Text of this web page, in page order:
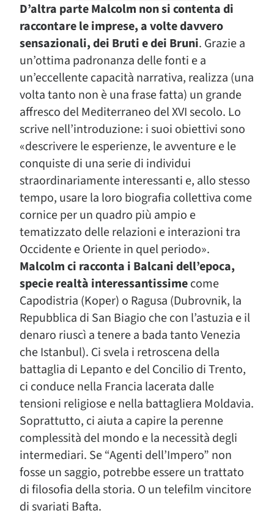
D’altra parte Malcolm non si contenta di
raccontare le imprese, a volte davvero
sensazionali, dei Bruti e dei Bruni. Grazie a
un’ottima padronanza delle fonti e a
un’eccellente capacità narrativa, realizza (una
volta tanto non è una frase fatta) un grande
affresco del Mediterraneo del XVI secolo. Lo
scrive nell’introduzione: i suoi obiettivi sono
«descrivere le esperienze, le avventure e le
conquiste di una serie di individui
straordinariamente interessanti e, allo stesso
tempo, usare la loro biografia collettiva come
cornice per un quadro più ampio e
tematizzato delle relazioni e interazioni tra
Occidente e Oriente in quel periodo».
Malcolm ci racconta i Balcani dell’epoca,
specie realtà interessantissimecome
Capodistria (Koper) o Ragusa (Dubrovnik, la
Repubblica di San Biagio che con l’astuzia e il
denaro riuscì a tenere a bada tanto Venezia
che Istanbul). Ci svela i retroscena della
battaglia di Lepanto e del Concilio di Trento,
ci conduce nella Francia lacerata dalle
tensioni religiose e nella battagliera Moldavia.
Soprattutto, ci aiuta a capire la perenne
complessità del mondo e la necessità degli
intermediari. Se “Agenti dell’Impero” non
fosse un saggio, potrebbe essere un trattato
di filosofia della storia. O un telefilm vincitore
di svariati Bafta.